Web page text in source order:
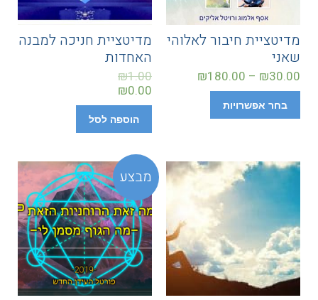
מדיטציית חיבור לאלוהי
שאני
₪30.00
–
₪180.00
בחר אפשרויות
מדיטציית חניכה למבנה
האחדות
₪1.00
₪0.00
הוספה לסל
מבצע